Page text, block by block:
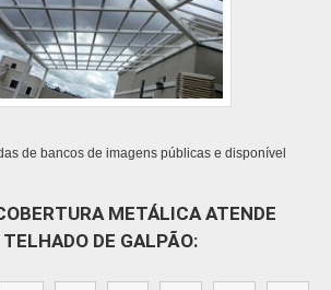
de bancos de imagens públicas e disponível
METÁLICA ATENDE
DE GALPÃO: